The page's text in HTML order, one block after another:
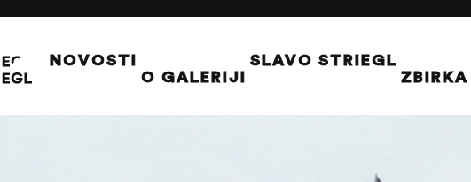
NOVOSTI
O GALERIJI
SLAVO STRIEGL
ZBIRKA